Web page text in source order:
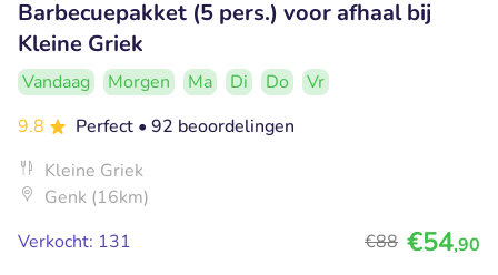
Barbecuepakket (5 pers.) voor afhaal bij
Kleine Griek
Vandaag Morgen Ma Di Do
Vr
9.8
Perfect • 92 beoordelingen
Kleine Griek
Genk (16km)
Verkocht: 131
€88 €54,90